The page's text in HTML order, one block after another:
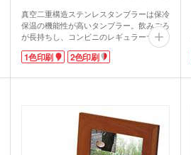
真空二重構造ステンレスタンブラーは保冷
保温の機能性が高いタンブラー。飲みごろ
が長持ちし、コンビニのレギュラーサイズ
のカップがすっぽり収まります。デスク周
りに置いていても結露で水浸しになる心配
バー・ホワイトの3色のご用意。本体色が
ロゴが目に入りやすいため、キャラクター
グッズや物販用におすすめです。
1色印刷 2色印刷
ノベルティブランケット